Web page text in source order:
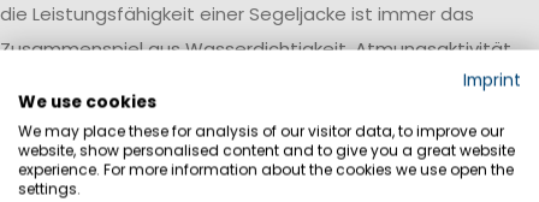
die Leistungsfähigkeit einer Segeljacke ist immer das
Zusammenspiel aus Wasserdichtigkeit, Atmungsaktivität,
Robustheit und einer auf den jeweiligen Einsatzbereich
abgestimmten Ausstattung.
Wasserdichtigkeit
Imprint
We use cookies
We may place these for analysis of our visitor data, to improve our
website, show personalised content and to give you a great website
experience. For more information about the cookies we use open the
settings.